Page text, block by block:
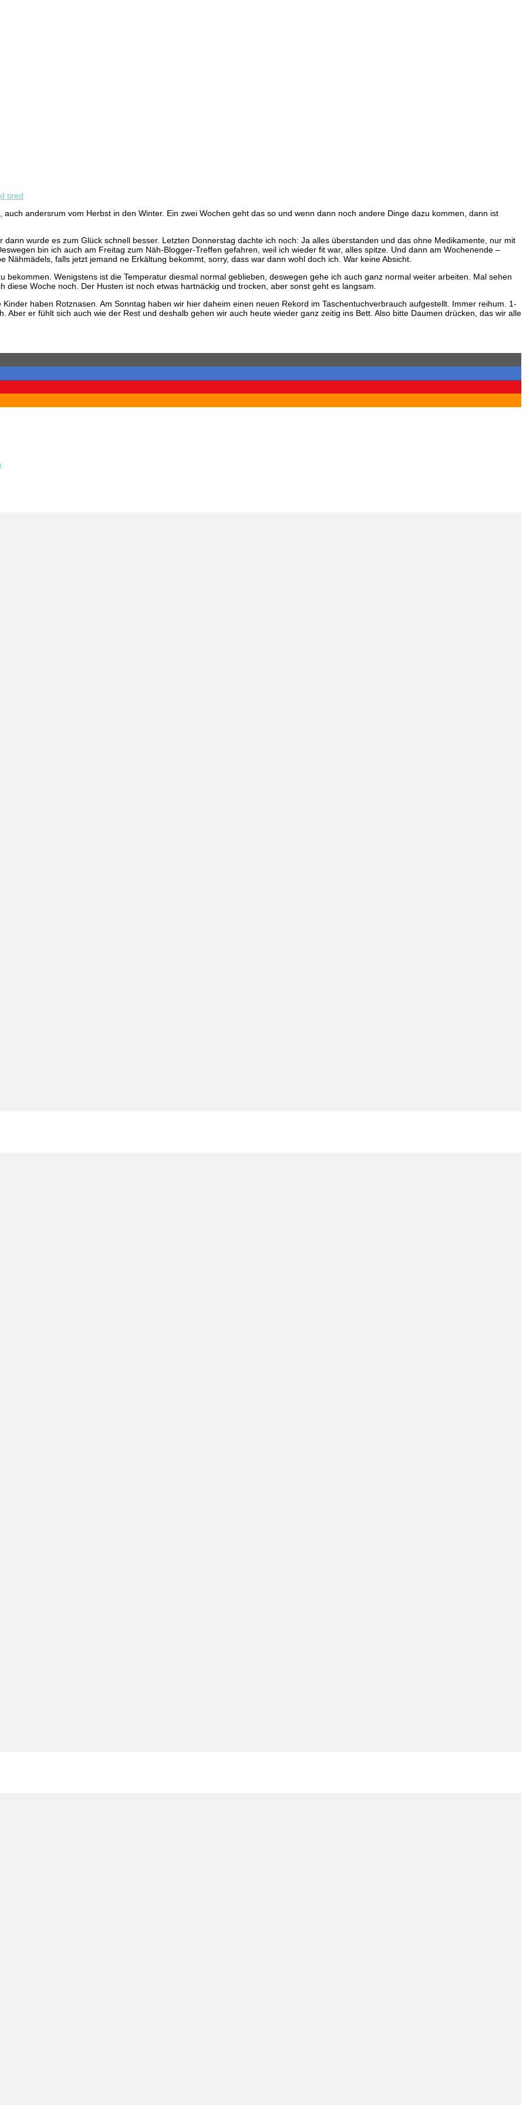
tired
andersrum vom Herbst in den Winter. Ein zwei Wochen geht das so und wenn dann noch andere Dinge dazu kommen, dann ist
wurde es zum Glück schnell besser. Letzten Donnerstag dachte ich noch: Ja alles überstanden und das ohne Medikamente, nur mit
bin ich auch am Freitag zum Näh-Blogger-Treffen gefahren, weil ich wieder fit war, alles spitze. Und dann am Wochenende –
falls jetzt jemand ne Erkältung bekommt, sorry, dass war dann wohl doch ich. War keine Absicht.
Wenigstens ist die Temperatur diesmal normal geblieben, deswegen gehe ich auch ganz normal weiter arbeiten. Mal sehen
Woche noch. Der Husten ist noch etwas hartnäckig und trocken, aber sonst geht es langsam.
haben Rotznasen. Am Sonntag haben wir hier daheim einen neuen Rekord im Taschentuchverbrauch aufgestellt. Immer reihum. 1-
Aber er fühlt sich auch wie der Rest und deshalb gehen wir auch heute wieder ganz zeitig ins Bett. Also bitte Daumen drücken, das wir alle